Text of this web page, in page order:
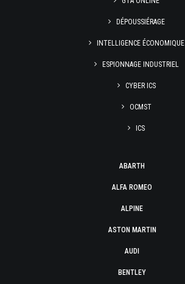
DÉPOUSSIÉRAGE
INTELLIGENCE ÉCONOMIQUE
ESPIONNAGE INDUSTRIEL
CYBER ICS
OCMST
ICS
ABARTH
ALFA ROMEO
ALPINE
ASTON MARTIN
AUDI
BENTLEY